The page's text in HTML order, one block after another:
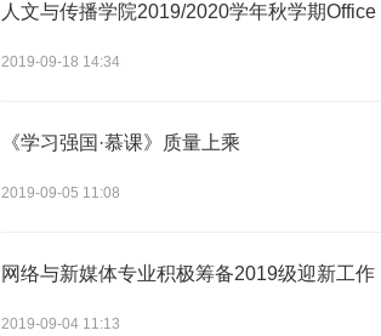
人文与传播学院2019/2020学年秋学期
2019-09-18 14:34
《学习强国·慕课》质量上乘
2019-09-05 11:08
网络与新媒体专业积极筹备2019级迎新工作
2019-09-04 11:13